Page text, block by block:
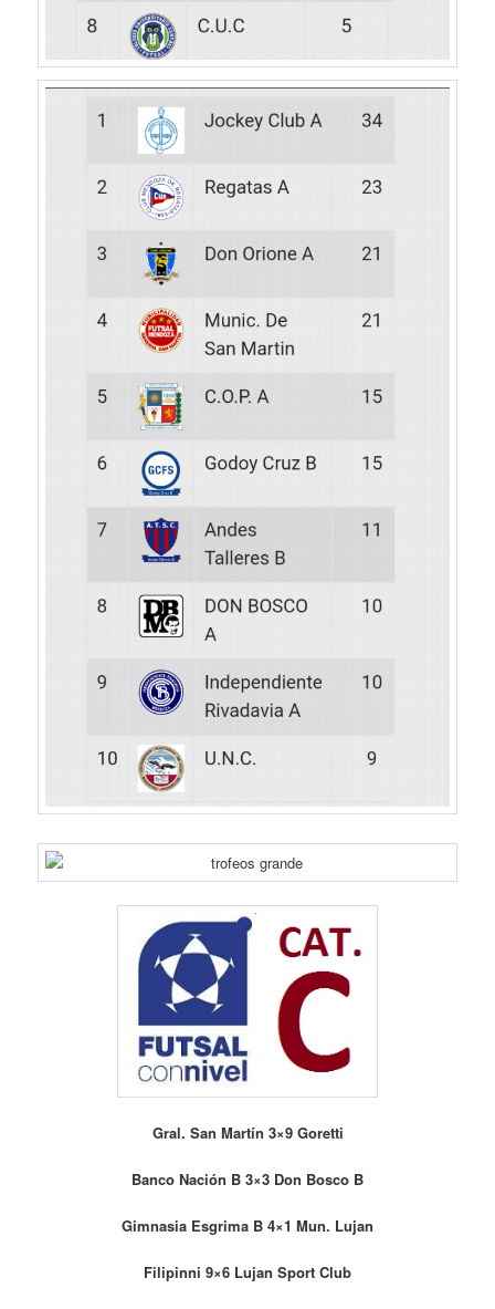
Gral. San Martín 3×9 Goretti
Banco Nación B 3×3 Don Bosco B
Gimnasia Esgrima B 4×1 Mun. Lujan
Filipinni 9×6 Lujan Sport Club